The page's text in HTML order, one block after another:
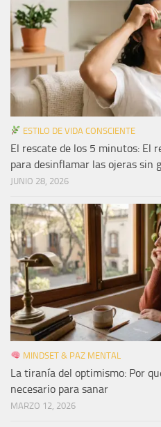
ESTILO DE VIDA CONSCIENTE
El rescate de los 5 minutos: El
para desinflamar las ojeras sin
JUNIO 28, 2026
MINDSET & PAZ MENTAL
La tiranía del optimismo: Por
necesario para sanar
MARZO 12, 2026